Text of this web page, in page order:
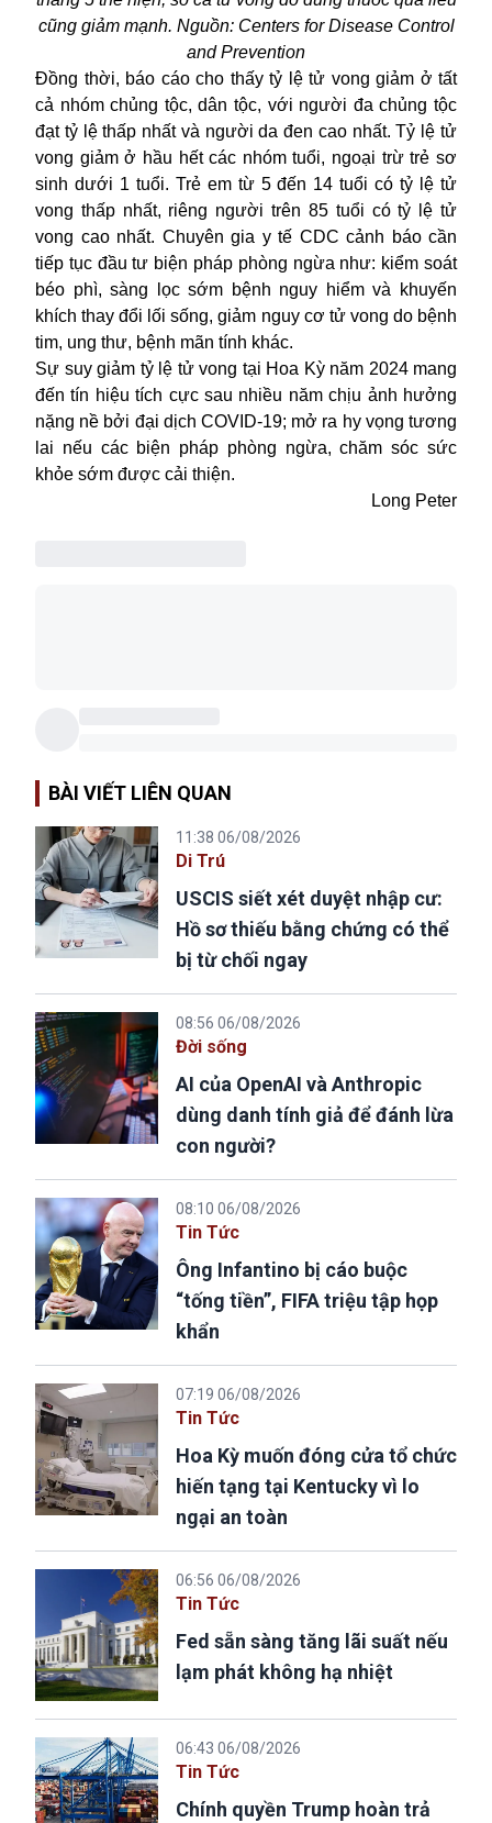
cũng giảm mạnh. Nguồn: Centers for Disease Control
and Prevention
Đồng thời, báo cáo cho thấy tỷ lệ tử vong giảm ở tất
cả nhóm chủng tộc, dân tộc, với người đa chủng tộc
đạt tỷ lệ thấp nhất và người da đen cao nhất. Tỷ lệ tử
vong giảm ở hầu hết các nhóm tuổi, ngoại trừ trẻ sơ
sinh dưới 1 tuổi. Trẻ em từ 5 đến 14 tuổi có tỷ lệ tử
vong thấp nhất, riêng người trên 85 tuổi có tỷ lệ tử
vong cao nhất. Chuyên gia y tế CDC cảnh báo cần
tiếp tục đầu tư biện pháp phòng ngừa như: kiểm soát
béo phì, sàng lọc sớm bệnh nguy hiểm và khuyến
khích thay đổi lối sống, giảm nguy cơ tử vong do bệnh
tim, ung thư, bệnh mãn tính khác.
Sự suy giảm tỷ lệ tử vong tại Hoa Kỳ năm 2024 mang
đến tín hiệu tích cực sau nhiều năm chịu ảnh hưởng
nặng nề bởi đại dịch COVID-19; mở ra hy vọng tương
lai nếu các biện pháp phòng ngừa, chăm sóc sức
khỏe sớm được cải thiện.
Long Peter
BÀI VIẾT LIÊN QUAN
11:38 06/08/2026
Di Trú
USCIS siết xét duyệt nhập cư:
Hồ sơ thiếu bằng chứng có thể
bị từ chối ngay
08:56 06/08/2026
Đời sống
AI của OpenAI và Anthropic
dùng danh tính giả để đánh lừa
con người?
08:10 06/08/2026
Tin Tức
Ông Infantino bị cáo buộc
“tống tiền”, FIFA triệu tập họp
khẩn
07:19 06/08/2026
Tin Tức
Hoa Kỳ muốn đóng cửa tổ chức
hiến tạng tại Kentucky vì lo
ngại an toàn
06:56 06/08/2026
Tin Tức
Fed sẵn sàng tăng lãi suất nếu
lạm phát không hạ nhiệt
06:43 06/08/2026
Tin Tức
Chính quyền Trump hoàn trả